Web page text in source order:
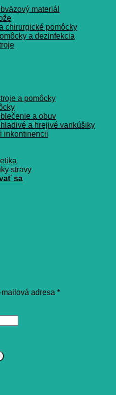
materiál
chirurgické pomôcky
a dezinfekcia
a pomôcky
a obuv
a hrejivé vankúšiky
inkontinencii
stravy
sa
adresa *Povinné